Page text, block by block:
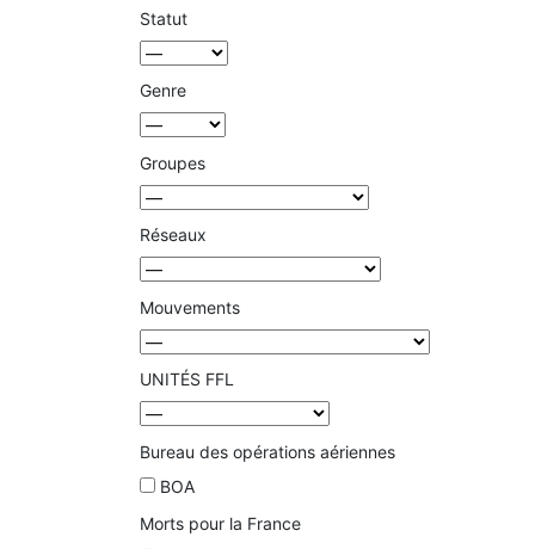
Statut
Genre
Groupes
Réseaux
Mouvements
UNITÉS FFL
Bureau des opérations aériennes
BOA
Morts pour la France